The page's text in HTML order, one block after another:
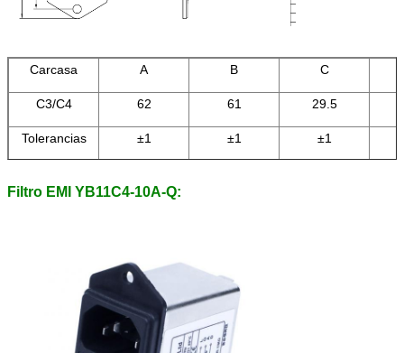
Carcasa A B C
C3/C4 62 61 29.5
Tolerancias ±1 ±1 ±1
Filtro EMI YB11C4-10A-Q: